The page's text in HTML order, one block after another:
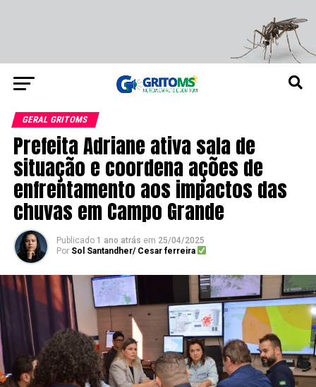
GERAL GRITOMS
Prefeita Adriane ativa sala de
situação e coordena ações de
enfrentamento aos impactos das
chuvas em Campo Grande
Publicado 1 ano atrás em 25/04/2025
Por Sol Santandher/ Cesar ferreira